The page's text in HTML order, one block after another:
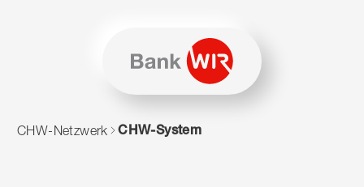
Zum Navigieren dieser Seite wird JavaScript benötigt.
CHW-Netzwerk CHW-System